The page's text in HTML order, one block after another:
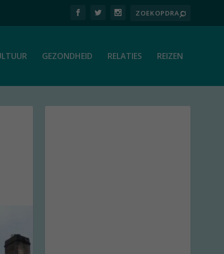
GEZONDHEID RELATIES REIZEN